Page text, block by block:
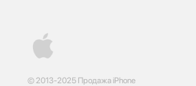
© 2013-2025 Продажа iPhone